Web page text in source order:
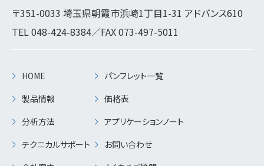
〒351-0033 埼玉県朝霞市浜崎1丁目1-31 アドバンス610
TEL048-424-8384／FAX 073-497-5011
HOME
製品情報
分析方法
テクニカルサポート
パンフレット一覧
価格表
アプリケーションノート
お問い合わせ